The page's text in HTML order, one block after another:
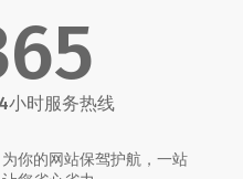
小时服务热线
你的网站保驾护航，一站